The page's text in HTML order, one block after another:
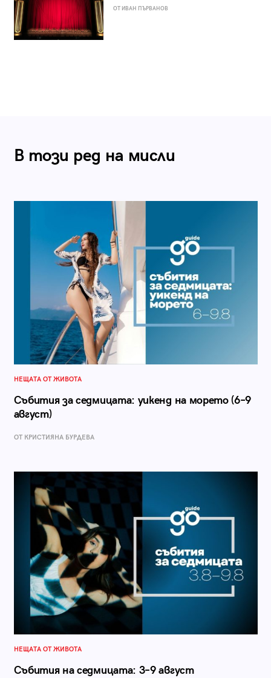
ОТ ИВАН ПЪРВАНОВ
В този ред на мисли
НЕЩАТА ОТ ЖИВОТА
Събития за седмицата: уикенд на морето (6–9
август)
ОТ КРИСТИЯНА БУРДЕВА
НЕЩАТА ОТ ЖИВОТА
Събития на седмицата: 3–9 август